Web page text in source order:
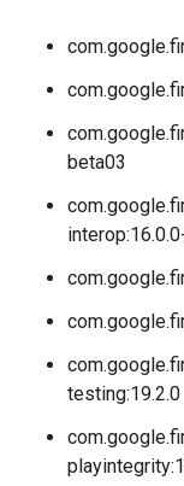
beta03
testing:19.2.0